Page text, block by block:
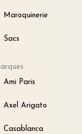
Maroquinerie
Sacs
Ami Paris
Axel Arigato
Casablanca